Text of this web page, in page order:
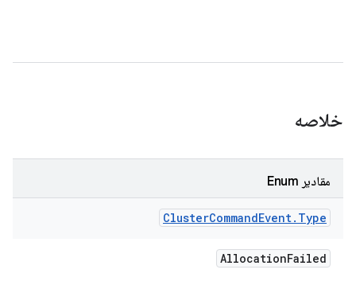
خلاصه
مقادیر Enum
ClusterCommandEvent. Type
AllocationFailed